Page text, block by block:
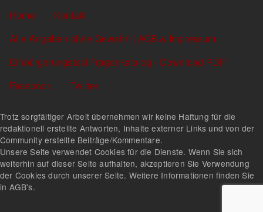
Sekundärlinks
Home
Kontakt
Alle Angaben ohne Gewähr! | AGB & Impressum
Einbürgerungstest Fragenkatalog - Download PDF
Facebook
Twitter
Trotz sorgfältiger Arbeit übernehmen wir keine Haftung für die
redaktionell erstellte Antworten, Inhalte externer Links und von der
Community erstellte Beiträge/Kommentare.
Unsere Seite verwendet Cookies für die Dienste. Wenn Sie sich
weiterhin auf dieser Seite aufhalten, akzeptieren Sie Verwendung
der Cookies durch unserer Seite. Weitere Informationen finden Sie
in AGB's.